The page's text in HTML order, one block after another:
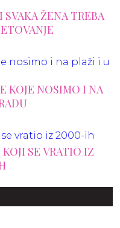
ŽENA TREBA
KOJE NOSIMO I NA
SE VRATIO IZ